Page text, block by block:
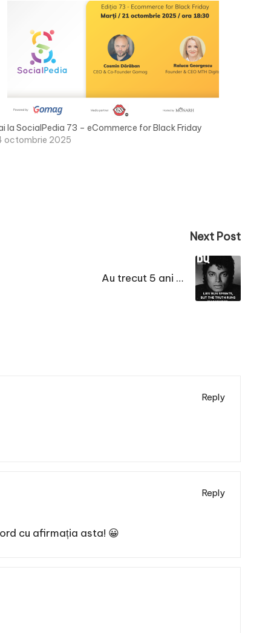
la SocialPedia 73 – eCommerce for Black Friday
octombrie 2025
Next Post
Au trecut 5 ani …
Reply
Reply
cu afirmația asta! 😀